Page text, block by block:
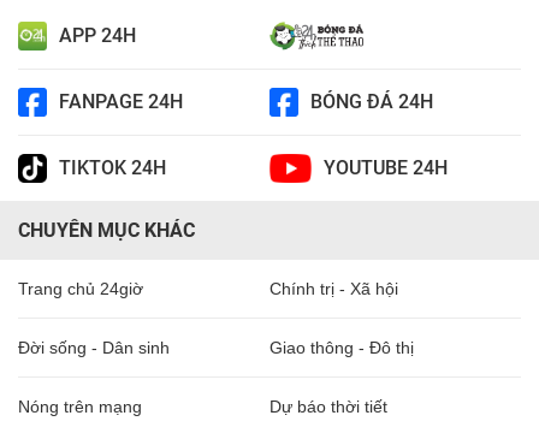
APP 24H
FANPAGE 24H BÓNG ĐÁ 24H
TIKTOK 24H YOUTUBE 24H
CHUYÊN MỤC KHÁC
Trang chủ 24giờ Chính trị - Xã hội
Đời sống - Dân sinh Giao thông - Đô thị
Nóng trên mạng Dự báo thời tiết